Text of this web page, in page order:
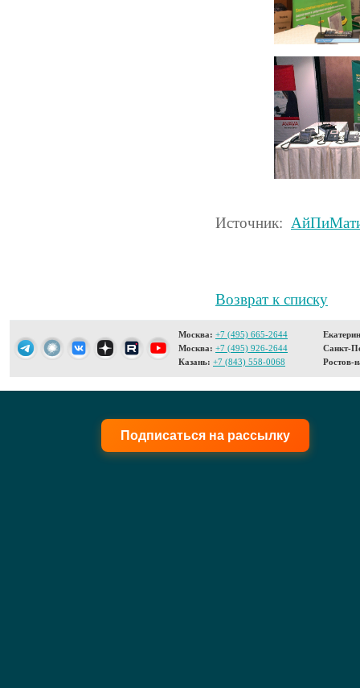
Источник:
Возврат к списку
Москва: +7 (495) 665-2644
Москва: +7 (495) 926-2644
Казань: +7 (843) 558-0068
Санкт-
Ростов-
Подписаться на рассылку